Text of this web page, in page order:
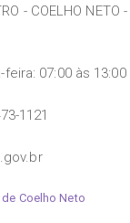
- COELHO NETO -
07:00 às 13:00
1121
Coelho Neto